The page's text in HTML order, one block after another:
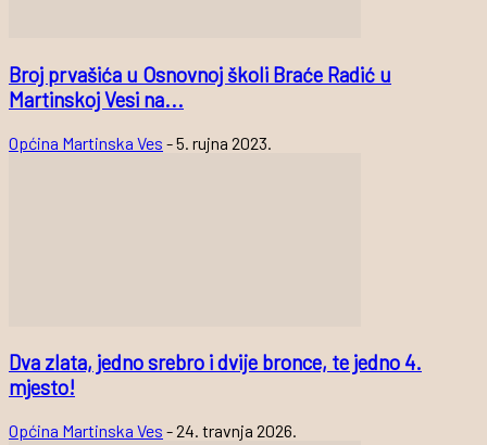
Broj prvašića u Osnovnoj školi Braće Radić u
Martinskoj Vesi na...
Općina Martinska Ves -5. rujna 2023.
Dva zlata, jedno srebro i dvije bronce, te jedno 4.
mjesto!
Općina Martinska Ves -24. travnja 2026.